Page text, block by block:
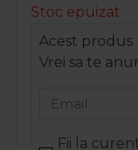
Stoc epuizat
Acest produs
Vrei sa te
Email
Fii la